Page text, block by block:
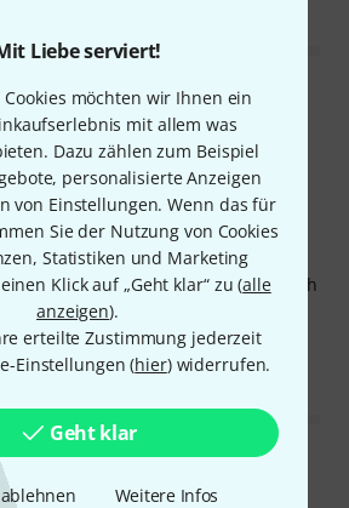
Liebe serviert!
möchten wir Ihnen ein
mit allem was
Dazu zählen zum Beispiel
personalisierte Anzeigen
von Einstellungen. Wenn das für
Sie der Nutzung von Cookies
Statistiken und Marketing
Klick auf „Geht klar“ zu (alle
anzeigen).
erteilte Zustimmung jederzeit
Einstellungen (hier) widerrufen.
Geht klar
Weitere Infos
06.05.2016
die rechte Hand im Home Studio
eye catcher. Und erfüllt auch noch
BEWERTUNG MELDEN
Bewertungen lesen